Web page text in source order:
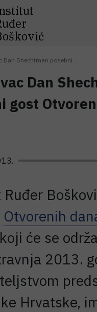
Dan Shechtman posebni...
Dan
gost
Otvorenih
će se
2013.
Hrvatske,